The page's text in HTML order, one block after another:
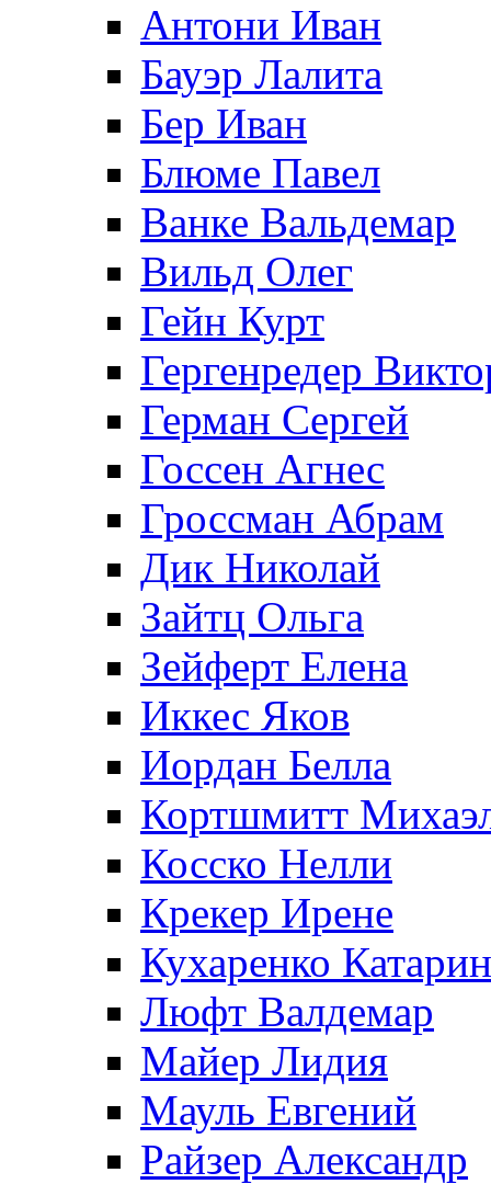
Антони Иван
Бауэр Лалита
Бер Иван
Блюме Павел
Ванке Вальдемар
Вильд Олег
Гейн Курт
Гергенредер
Герман Сергей
Госсен Агнес
Гроссман Абрам
Дик Николай
Зайтц Ольга
Зейферт Елена
Иккес Яков
Иордан Белла
Кортшмитт
Косско Нелли
Крекер Ирене
Кухаренко
Люфт Валдемaр
Майер Лидия
Мауль Евгений
Райзер Александр